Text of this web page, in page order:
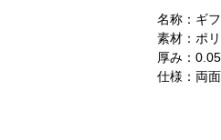
名称：ギ
素材：ポ
厚み：
仕様：両